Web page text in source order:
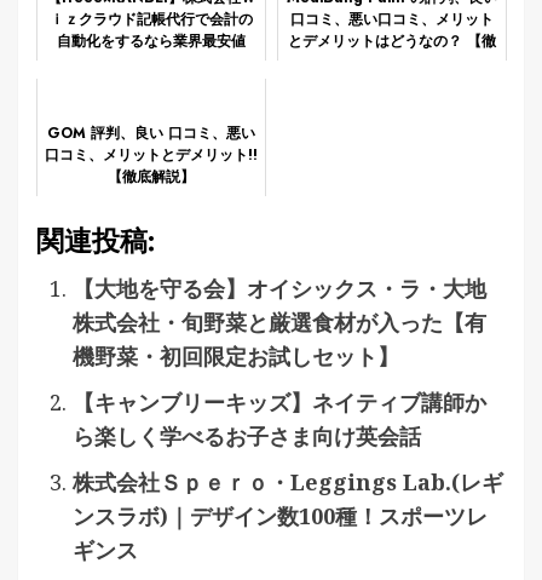
ｉｚクラウド記帳代行で会計の
自動化をするなら業界最安値
口コミ、悪い口コミ、メリット
とデメリットはどうなの？ 【徹
GOM 評判、良い 口コミ、悪い
口コミ、メリットとデメリット!!
【徹底解説】
関連投稿:
【大地を守る会】オイシックス・ラ・大地
株式会社・旬野菜と厳選食材が入った【有
機野菜・初回限定お試しセット】
【キャンブリーキッズ】ネイティブ講師か
ら楽しく学べるお子さま向け英会話
株式会社Ｓｐｅｒｏ・Leggings Lab.(レギ
ンスラボ)｜デザイン数100種！スポーツレ
ギンス